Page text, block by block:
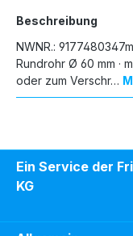
Beschreibung
NWNR.:
Rundrohr Ø 60 mm ·
oder zum Verschr…
Ein Service der
KG